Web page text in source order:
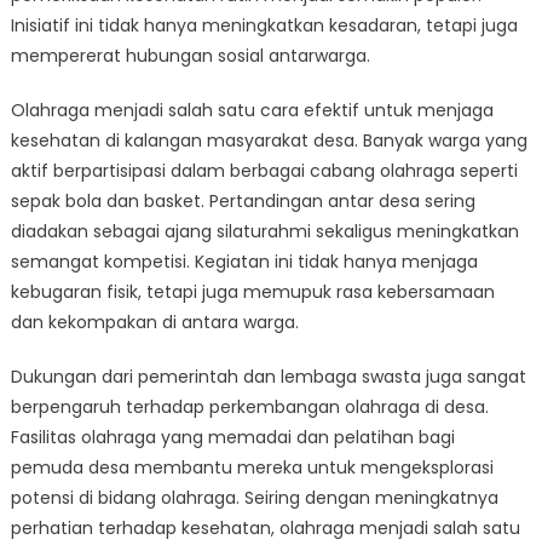
Inisiatif ini tidak hanya meningkatkan kesadaran, tetapi juga
mempererat hubungan sosial antarwarga.
Olahraga menjadi salah satu cara efektif untuk menjaga
kesehatan di kalangan masyarakat desa. Banyak warga yang
aktif berpartisipasi dalam berbagai cabang olahraga seperti
sepak bola dan basket. Pertandingan antar desa sering
diadakan sebagai ajang silaturahmi sekaligus meningkatkan
semangat kompetisi. Kegiatan ini tidak hanya menjaga
kebugaran fisik, tetapi juga memupuk rasa kebersamaan
dan kekompakan di antara warga.
Dukungan dari pemerintah dan lembaga swasta juga sangat
berpengaruh terhadap perkembangan olahraga di desa.
Fasilitas olahraga yang memadai dan pelatihan bagi
pemuda desa membantu mereka untuk mengeksplorasi
potensi di bidang olahraga. Seiring dengan meningkatnya
perhatian terhadap kesehatan, olahraga menjadi salah satu